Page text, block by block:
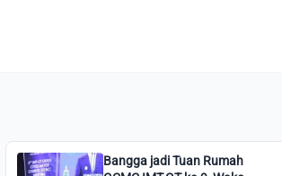
Bangga jadi Tuan Rumah